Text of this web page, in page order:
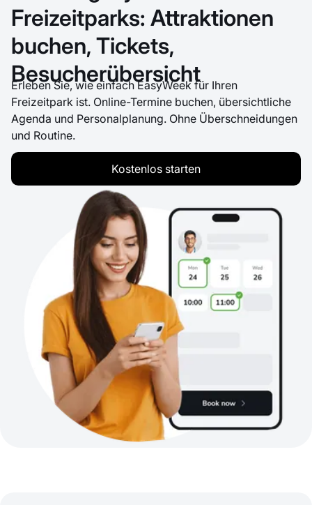
Freizeitparks: Attraktionen
buchen, Tickets,
Besucherübersicht
Erleben Sie, wie einfach EasyWeek für Ihren
Freizeitpark ist. Online-Termine buchen, übersichtliche
Agenda und Personalplanung. Ohne Überschneidungen
und Routine.
Kostenlos starten